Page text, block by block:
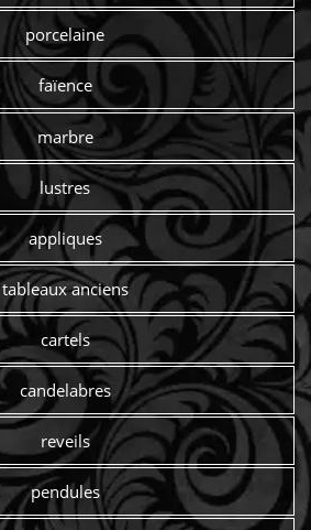
porcelaine
faïence
marbre
lustres
appliques
tableaux anciens
cartels
candelabres
reveils
pendules